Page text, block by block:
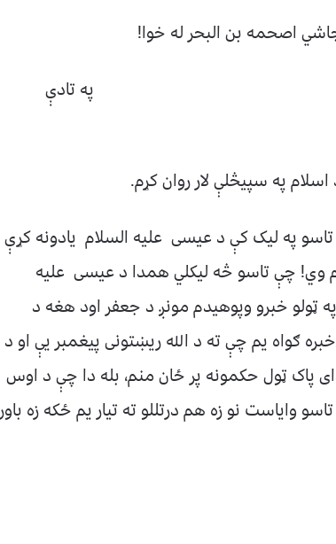
اصحمه بن البحر له خوا!
په سپيڅلې لار روان کړم.
تاسو په ليک کې د عيسى عليه السلام يادونه کړې
وي! چې تاسو څه ليکلي همدا د عيسى عليه
ټولو خبرو وپوهيدم مونږ د جعفر اود هغه د
ګواه يم چې ته د الله ريښتونى پيغمبر يې او د
پاک ټول حکمونه پر ځان منم، بله دا چې د اوس
واياست نو زه هم درتللو ته تيار يم ځکه زه باور